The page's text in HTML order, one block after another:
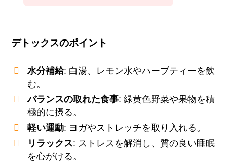
デトックスのポイント
水分補給: 白湯、レモン水やハーブティーを飲
む。
バランスの取れた食事: 緑黄色野菜や果物を積
極的に摂る。
軽い運動: ヨガやストレッチを取り入れる。
リラックス: ストレスを解消し、質の良い睡眠
を心がける。